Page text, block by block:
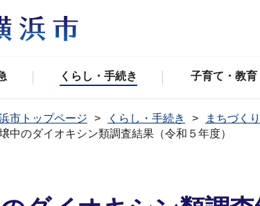
くらし・手続き 子育て・教育
市トップページ くらし・手続き まちづく
中のダイオキシン類調査結果（令和５年度）